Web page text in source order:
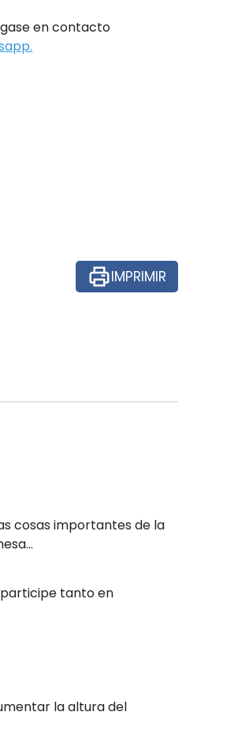
en contacto
IMPRIMIR
cosas importantes de la
participe tanto en
la altura del